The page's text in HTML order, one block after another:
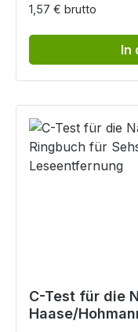
1,57 € brutto
In
C-Test für die
Haase/